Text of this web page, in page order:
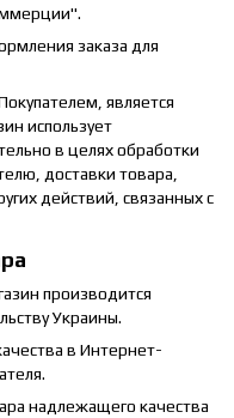
заказа для
является
использует
в целях обработки
доставки товара,
действий, связанных с
производится
Украины.
в Интернет-
надлежащего качества